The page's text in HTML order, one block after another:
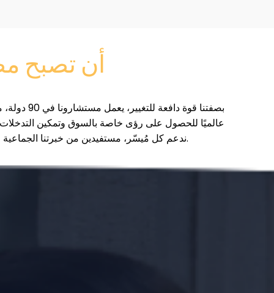
أن تصبح
بصفتنا قوة
عالميًا للحصول على رؤى خاصة بالسوق وتمكين التدخلات
ندعم كل مُيسّر، مستفيدين من خبرتنا الجماعية لتلبية احتياجات عملائنا بدقة.